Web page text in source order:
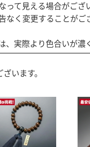
て見える場合がござ
なく変更することがご
実際より色合いが濃
います。